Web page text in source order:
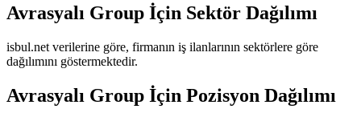
Avrasyalı Group İçin Sektör Dağılımı
isbul.net verilerine göre, firmanın iş ilanlarının sektörlere göre
dağılımını göstermektedir.
Avrasyalı Group İçin Pozisyon Dağılımı